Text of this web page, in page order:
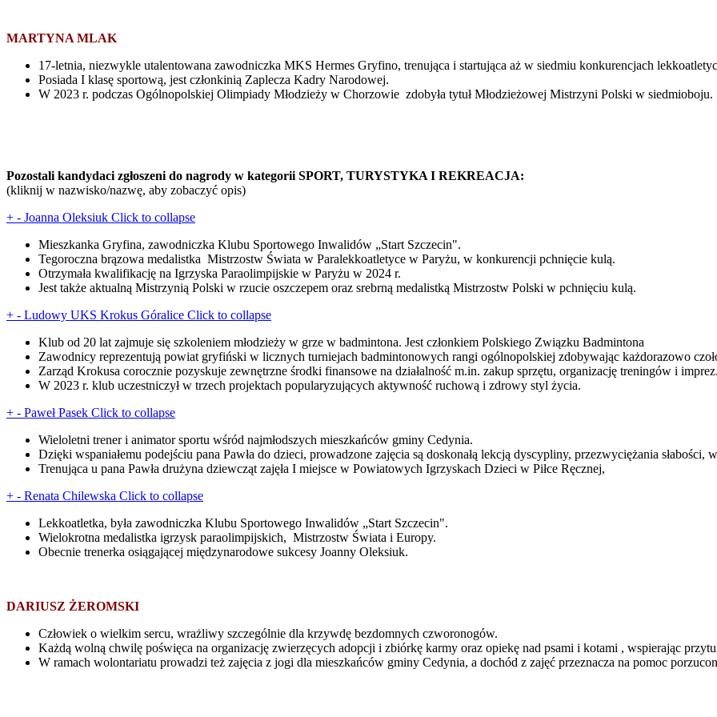
MARTYNA MLAK
17-letnia, niezwykle utalentowana zawodniczka MKS Hermes Gryfino, trenująca i startująca aż w siedmiu konkurencjach
Posiada I klasę sportową, jest członkinią Zaplecza Kadry Narodowej.
W 2023 r. podczas Ogólnopolskiej Olimpiady Młodzieży w Chorzowie zdobyła tytuł Młodzieżowej Mistrzyni Polski w siedmioboju.
Pozostali kandydaci zgłoszeni do nagrody w kategorii SPORT, TURYSTYKA I REKREACJA:
(kliknij w nazwisko/nazwę, aby zobaczyć opis)
+ - Joanna Oleksiuk Click to collapse
Mieszkanka Gryfina, zawodniczka Klubu Sportowego Inwalidów „Start Szczecin".
Tegoroczna brązowa medalistka Mistrzostw Świata w Paralekkoatletyce w Paryżu, w konkurencji pchnięcie kulą.
Otrzymała kwalifikację na Igrzyska Paraolimpijskie w Paryżu w 2024 r.
Jest także aktualną Mistrzynią Polski w rzucie oszczepem oraz srebrną medalistką Mistrzostw Polski w pchnięciu kulą.
+ - Ludowy UKS Krokus Góralice Click to collapse
Klub od 20 lat zajmuje się szkoleniem młodzieży w grze w badmintona. Jest członkiem Polskiego Związku Badmintona
Zawodnicy reprezentują powiat gryfiński w licznych turniejach badmintonowych rangi ogólnopolskiej zdobywając każdorazowo
Zarząd Krokusa corocznie pozyskuje zewnętrzne środki finansowe na działalność m.in. zakup sprzętu, organizację treningów i imprez.
W 2023 r. klub uczestniczył w trzech projektach popularyzujących aktywność ruchową i zdrowy styl życia.
+ - Paweł Pasek Click to collapse
Wieloletni trener i animator sportu wśród najmłodszych mieszkańców gminy Cedynia.
Dzięki wspaniałemu podejściu pana Pawła do dzieci, prowadzone zajęcia są doskonałą lekcją dyscypliny, przezwyciężania słabości,
Trenująca u pana Pawła drużyna dziewcząt zajęła I miejsce w Powiatowych Igrzyskach Dzieci w Piłce Ręcznej,
+ - Renata Chilewska Click to collapse
Lekkoatletka, była zawodniczka Klubu Sportowego Inwalidów „Start Szczecin".
Wielokrotna medalistka igrzysk paraolimpijskich, Mistrzostw Świata i Europy.
Obecnie trenerka osiągającej międzynarodowe sukcesy Joanny Oleksiuk.
DARIUSZ ŻEROMSKI
Człowiek o wielkim sercu, wrażliwy szczególnie dla krzywdę bezdomnych czworonogów.
Każdą wolną chwilę poświęca na organizację zwierzęcych adopcji i zbiórkę karmy oraz opiekę nad psami i kotami , wspierając
W ramach wolontariatu prowadzi też zajęcia z jogi dla mieszkańców gminy Cedynia, a dochód z zajęć przeznacza na pomoc